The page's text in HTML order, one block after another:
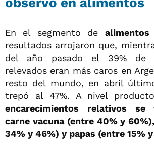
En el segmento de
resultados arrojaron que,
del año pasado el 39% de
relevados eran más caros en
resto del mundo, en abril
trepó al 47%. A nivel
encarecimientos relativos se
carne vacuna (entre 40% y
34% y 46%) y papas (entre 15%